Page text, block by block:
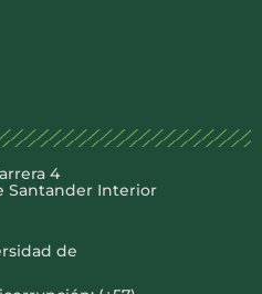
4
Santander Interior
de